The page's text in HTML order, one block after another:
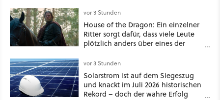
vor 3 Stunden
House of the Dragon: Ein einzelner
Ritter sorgt dafür, dass viele Leute
plötzlich anders über eines der
Thrones denken
vor 3 Stunden
Solarstrom ist auf dem Siegeszug
und knackt im Juli 2026 historischen
Rekord – doch der wahre Erfolg